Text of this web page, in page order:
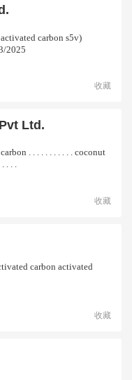
carbon s5v)
2025
收藏
Ltd.
. . . . . . . . . . . coconut
. . .
收藏
carbon activated
收藏